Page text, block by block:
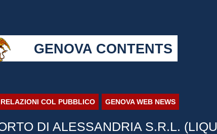
GENOVA CONTENTS
COL PUBBLICO GENOVA WEB NEWS
DI ALESSANDRIA S.R.L.